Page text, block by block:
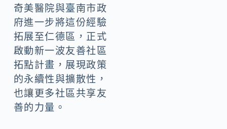
奇美醫院與臺南市政
府進一步將這份經驗
拓展至仁德區，正式
啟動新一波友善社區
拓點計畫，展現政策
的永續性與擴散性，
也讓更多社區共享友
善的力量。